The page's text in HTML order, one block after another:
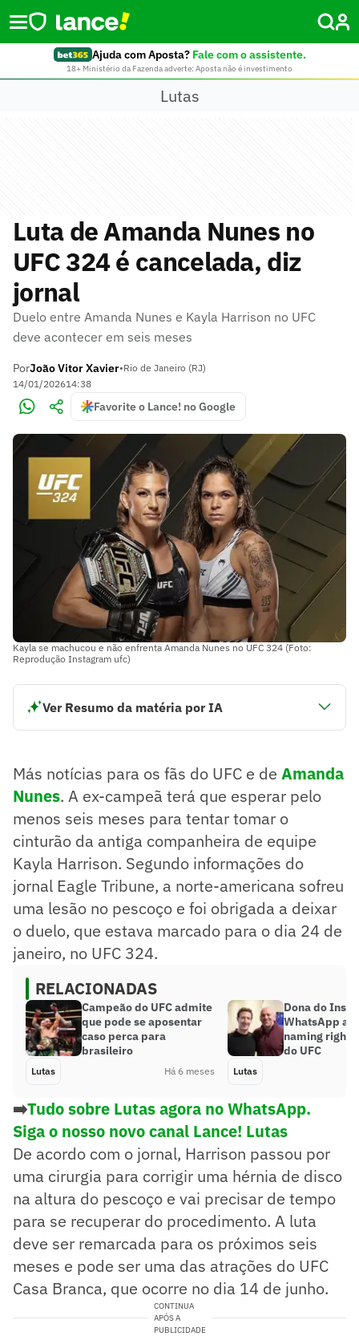
Ajuda com Aposta? Fale com o assistente.
18+ Ministério da Fazenda adverte: Aposta não é investimento
Lutas
Luta de Amanda Nunes no
UFC 324 é cancelada, diz
jornal
Duelo entre Amanda Nunes e Kayla Harrison no UFC
deve acontecer em seis meses
PorJoão Vitor Xavier•Rio de Janeiro (RJ)
14/01/202614:38
Favorite o Lance! no Google
Kayla se machucou e não enfrenta Amanda Nunes no UFC 324 (Foto:
Reprodução Instagram ufc)
Ver Resumo da matéria por IA
Kayla passou por cirurgia para corrigir uma hérnia de disco
e seu retorno está previsto para os próximos seis meses.
A luta entre Amanda e Kayla será uma das principais
atrações do UFC Casa Branca, programado para 14 de
junho.
Resumo supervisionado pelo jornalista!
Más notícias para os fãs do UFC e de Amanda
Nunes. A ex-campeã terá que esperar pelo
menos seis meses para tentar tomar o
cinturão da antiga companheira de equipe
Kayla Harrison. Segundo informações do
jornal Eagle Tribune, a norte-americana sofreu
uma lesão no pescoço e foi obrigada a deixar
o duelo, que estava marcado para o dia 24 de
janeiro, no UFC 324.
RELACIONADAS
Campeão do UFC admite
que pode se aposentar
caso perca para
brasileiro
Lutas Há 6 meses
Dona do
WhatsApp
naming rights
do UFC
Lutas
➡️Tudo sobre Lutas agora no WhatsApp.
Siga o nosso novo canal Lance! Lutas
De acordo com o jornal, Harrison passou por
uma cirurgia para corrigir uma hérnia de disco
na altura do pescoço e vai precisar de tempo
para se recuperar do procedimento. A luta
deve ser remarcada para os próximos seis
meses e pode ser uma das atrações do UFC
Casa Branca, que ocorre no dia 14 de junho.
CONTINUA
APÓS A
PUBLICIDADE